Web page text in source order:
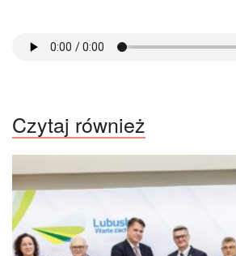
Czytaj również